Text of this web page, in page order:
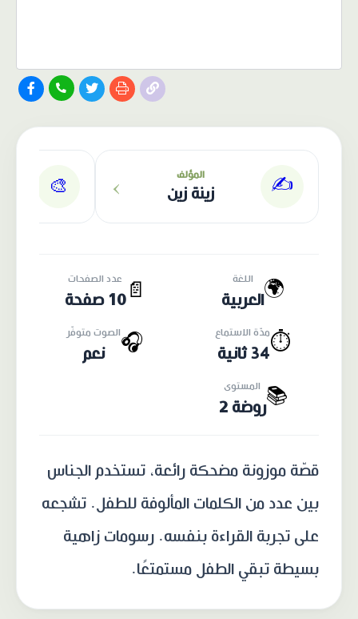
✍️ المؤلف
زينة زين ›
🎨
🌍 اللغة
العربية 📄
عدد الصفحات
10 صفحة
⏱️مدّة الاستماع
34 ثانية
🎧الصوت متوفّر
نعم
📚 المستوى
روضة 2
قصّة موزونة مضحكة رائعة، تستخدم الجناس
بين عدد من الكلمات المألوفة للطفل. تشجعه
على تجربة القراءة بنفسه. رسومات زاهية
بسيطة تبقي الطفل مستمتعًا.